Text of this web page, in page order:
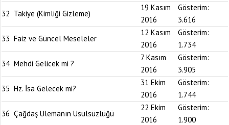
32 Takiye (Kimliği Gizleme)
19 Kasım
2016
Gösterim:
3.616
33 Faiz ve Güncel Meseleler
12 Kasım
2016
Gösterim:
1.734
34 Mehdi Gelicek mi ?
7 Kasım
2016
Gösterim:
3.905
35 Hz. İsa Gelecek mi?
31 Ekim
2016
Gösterim:
1.744
36 Çağdaş Ulemanın Usulsüzlüğü
22 Ekim
2016
Gösterim:
1.900